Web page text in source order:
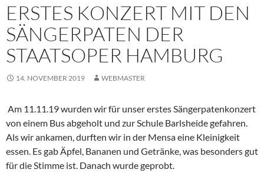
ERSTES KONZERT MIT DEN
SÄNGERPATEN DER
STAATSOPER HAMBURG
14. NOVEMBER 2019 WEBMASTER
Am 11.11.19 wurden wir für unser erstes Sängerpatenkonzert
von einem Bus abgeholt und zur Schule Barlsheide gefahren.
Als wir ankamen, durften wir in der Mensa eine Kleinigkeit
essen. Es gab Äpfel, Bananen und Getränke, was besonders gut
für die Stimme ist. Danach wurde geprobt.